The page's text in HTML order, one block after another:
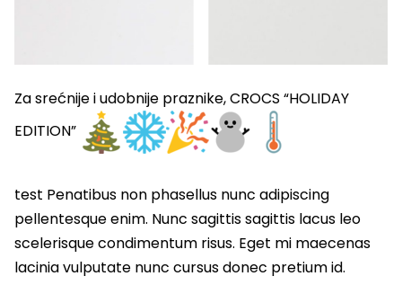
Za srećnije i udobnije praznike, CROCS “HOLIDAY
EDITION”
test Penatibus non phasellus nunc adipiscing
pellentesque enim. Nunc sagittis sagittis lacus leo
scelerisque condimentum risus. Eget mi maecenas
lacinia vulputate nunc cursus donec pretium id.